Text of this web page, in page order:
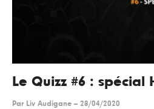
Le Quizz #6 : spécial
Par Liv Audigane -- 28/04/2020